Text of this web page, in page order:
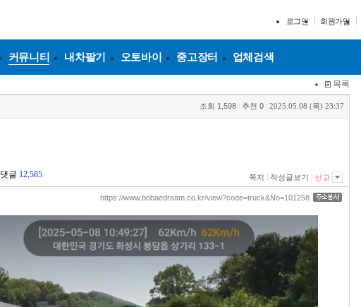
로그인 회원가입
커뮤니티 내차팔기 오토바이 중고장터 업체검색
목록
조회 1,598 추천 0 2025.05.08 (목) 23:37
댓글 12,585 쪽지 작성글보기 신고
https://www.bobaedream.co.kr/view?code=truck&No=101258